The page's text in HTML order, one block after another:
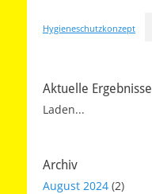
Hygieneschutzkonzept
Aktuelle Ergebnisse
Laden...
Archiv
August 2024 (2)